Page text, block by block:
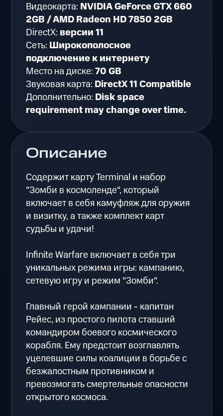
Описание
Содержит карту Terminal и набор
"Зомби в космоленде", который
включает в себя камуфляж для оружия
и визитку, а также комплект карт
судьбы и удачи!
Infinite Warfare включает в себя три
уникальных режима игры: кампанию,
cетевую игру и режим "Зомби".
Главный герой кампании - капитан
Рейес, из простого пилота ставший
командиром боевого космического
корабля. Ему предстоит возглавлять
уцелевшие силы коалиции в борьбе с
безжалостным противником и
превозмогать смертельные опасности
открытого космоса.
Видеокарта: NVIDIA GeForce GTX 660
2GB / AMD Radeon HD 7850 2GB
DirectX: версии 11
Сеть: Широкополосное
подключение к интернету
Место на диске:70 GB
Звуковая карта: DirectX 11 Compatible
Дополнительно: Disk space
requirement may change over time.